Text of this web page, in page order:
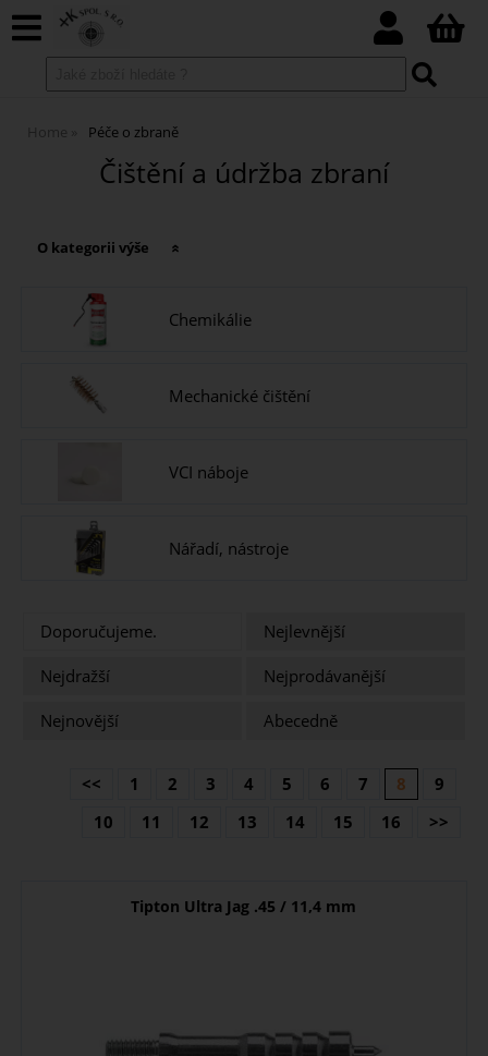
Home Péče o zbraně
Čištění a údržba zbraní
O kategorii výše
Chemikálie
Mechanické čištění
VCI náboje
Nářadí, nástroje
Doporučujeme.
Nejlevnější
Nejdražší
Nejprodávanější
Nejnovější
Abecedně
<< 1 2 3 4 5 6 7 8
9
10
11 12 13 14 15 16 >>
Tipton Ultra Jag .45 / 11,4 mm